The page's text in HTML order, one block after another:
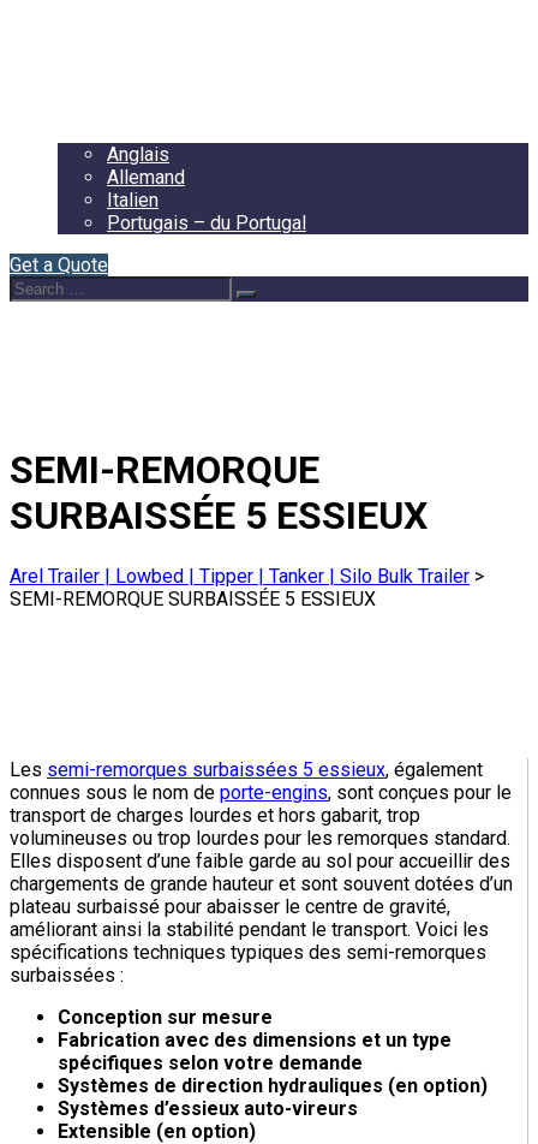
Anglais
Allemand
Italien
Portugais – du Portugal
Get a Quote
Search
for:
Search
SEMI-REMORQUE
SURBAISSÉE 5 ESSIEUX
Arel Trailer | Lowbed | Tipper | Tanker | Silo Bulk Trailer >
SEMI-REMORQUE SURBAISSÉE 5 ESSIEUX
Les semi-remorques surbaissées 5 essieux, également
connues sous le nom de porte-engins, sont conçues pour le
transport de charges lourdes et hors gabarit, trop
volumineuses ou trop lourdes pour les remorques standard.
Elles disposent d’une faible garde au sol pour accueillir des
chargements de grande hauteur et sont souvent dotées d’un
plateau surbaissé pour abaisser le centre de gravité,
améliorant ainsi la stabilité pendant le transport. Voici les
spécifications techniques typiques des semi-remorques
surbaissées :
Conception sur mesure
Fabrication avec des dimensions et un type
spécifiques selon votre demande
Systèmes de direction hydrauliques (en option)
Systèmes d’essieux auto-vireurs
Extensible (en option)